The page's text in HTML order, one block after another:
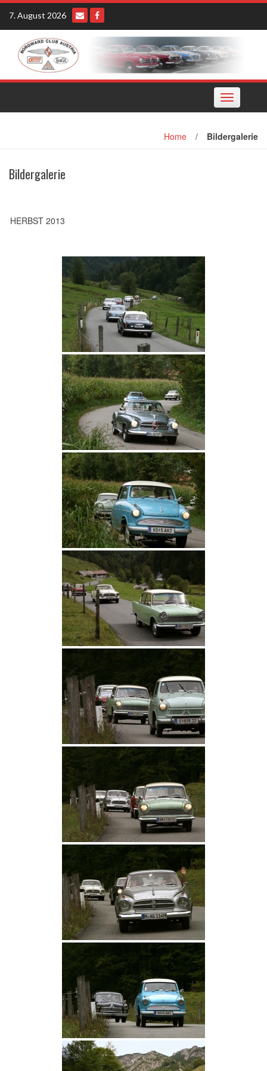
Skip
content
7. August 2026
Toggle
navigation
Home / Bildergalerie
Bildergalerie
HERBST 2013